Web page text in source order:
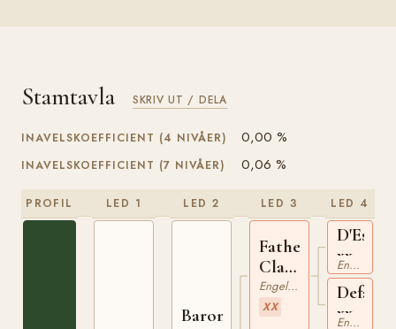
Stamtavla SKRIV UT / DELA
INAVELSKOEFFICIENT (4 NIVÅER) 0,00 %
INAVELSKOEFFICIENT (7 NIVÅER) 0,06 %
PROFIL LED 1 LED 2
Barometer
LED 3
Father
Claret
xx
Engelskt Fullblod
XX
LED 4
xxEngelskt Fullblod
xxEngelskt Fullblod